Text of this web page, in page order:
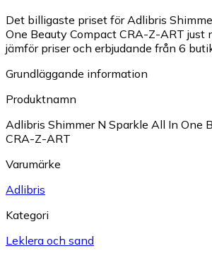
Det billigaste priset för Adlibris
One Beauty Compact CRA-Z-ART just
jämför priser och erbjudande från 6
Grundläggande information
Produktnamn
Adlibris Shimmer N Sparkle All In One
CRA-Z-ART
Varumärke
Adlibris
Kategori
Leklera och sand